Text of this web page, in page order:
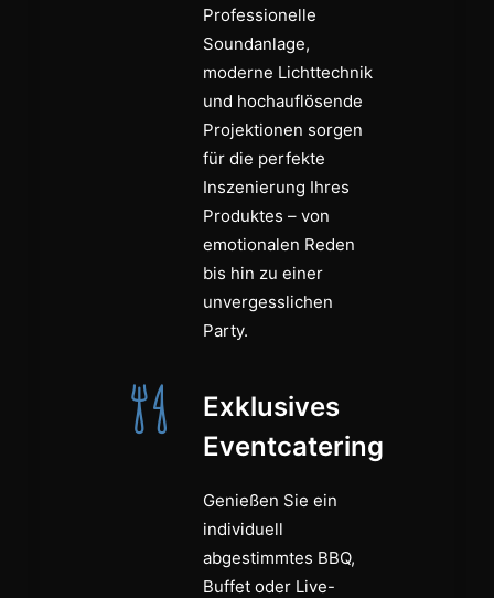
Professionelle
Soundanlage,
moderne Lichttechnik
und hochauflösende
Projektionen sorgen
für die perfekte
Inszenierung Ihres
Produktes – von
emotionalen Reden
bis hin zu einer
unvergesslichen
Party.
Exklusives
Eventcatering
Genießen Sie ein
individuell
abgestimmtes BBQ,
Buffet oder Live-